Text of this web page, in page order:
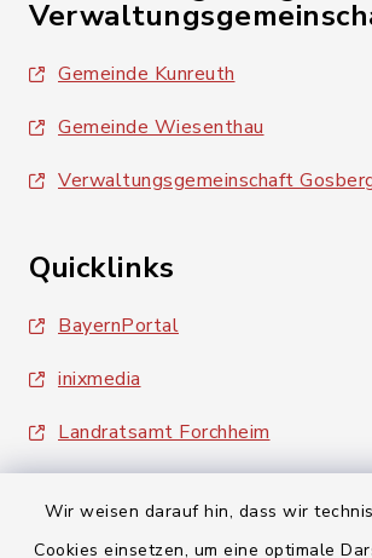
Wir weisen darauf hin, dass wir
Cookies einsetzen, um eine optimale
Gemeinde Kunreuth
Gemeinde Wiesenthau
Verwaltungsgemeinschaft
Quicklinks
BayernPortal
inixmedia
Landratsamt Forchheim